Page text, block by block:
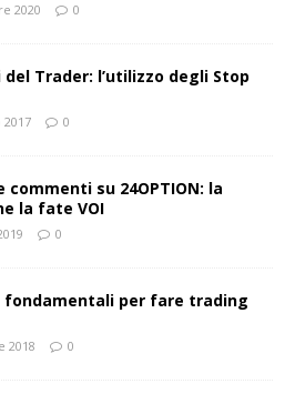
2020 0
del Trader: l’utilizzo degli Stop
2017 0
commenti su 24OPTION: la
la fate VOI
0
fondamentali per fare trading
2018 0